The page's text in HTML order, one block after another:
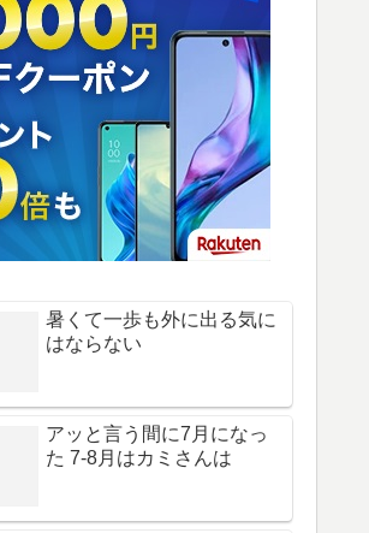
暑くて一歩も外に出る気に
はならない
アッと言う間に7月になっ
た 7-8月はカミさんは